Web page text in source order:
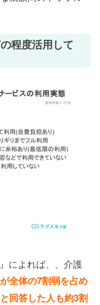
程度活用して
によれば、、介護
全体の7割弱を占め
回答した人も約3割